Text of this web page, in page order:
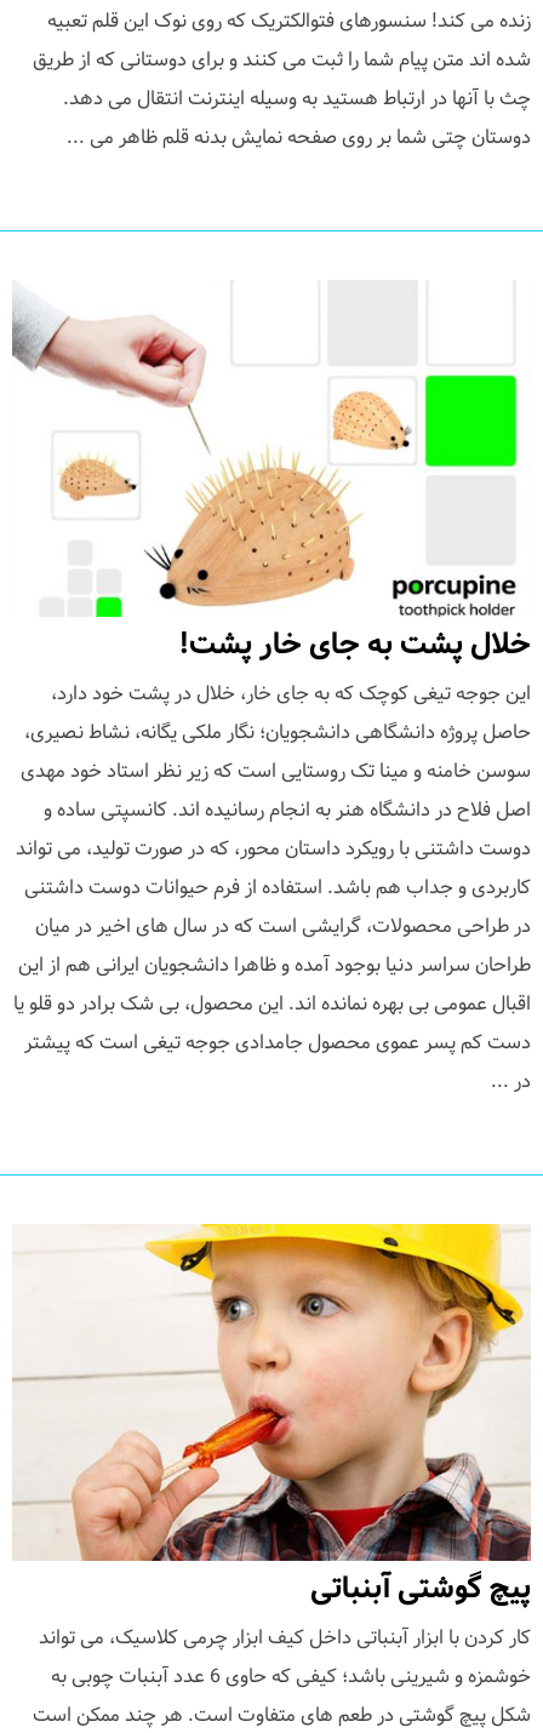
زنده می کند! سنسورهای فتوالکتریک که روی نوک این قلم تعبیه
شده اند متن پیام شما را ثبت می کنند و برای دوستانی که از طریق
چث با آنها در ارتباط هستید به وسیله اینترنت انتقال می دهد.
دوستان چتی شما بر روی صفحه نمایش بدنه قلم ظاهر می ...
خلال پشت به جای خار پشت!
این جوجه تیغی کوچک که به جای خار، خلال در پشت خود دارد،
حاصل پروژه دانشگاهی دانشجویان؛ نگار ملکی یگانه، نشاط نصیری،
سوسن خامنه و مینا تک روستایی است که زیر نظر استاد خود مهدی
اصل فلاح در دانشگاه هنر به انجام رسانیده اند. کانسپتی ساده و
دوست داشتنی با رویکرد داستان محور، که در صورت تولید، می تواند
کاربردی و جداب هم باشد. استفاده از فرم حیوانات دوست داشتنی
در طراحی محصولات، گرایشی است که در سال های اخیر در میان
طراحان سراسر دنیا بوجود آمده و ظاهرا دانشجویان ایرانی هم از این
اقبال عمومی بی بهره نمانده اند. این محصول، بی شک برادر دو قلو یا
دست کم پسر عموی محصول جامدادی جوجه تیغی است که پیشتر
در ...
پیچ گوشتی آبنباتی
کار کردن با ابزار آبنباتی داخل کیف ابزار چرمی کلاسیک، می تواند
خوشمزه و شیرینی باشد؛ کیفی که حاوی 6 عدد آبنبات چوبی به
شکل پیچ گوشتی در طعم های متفاوت است. هر چند ممکن است